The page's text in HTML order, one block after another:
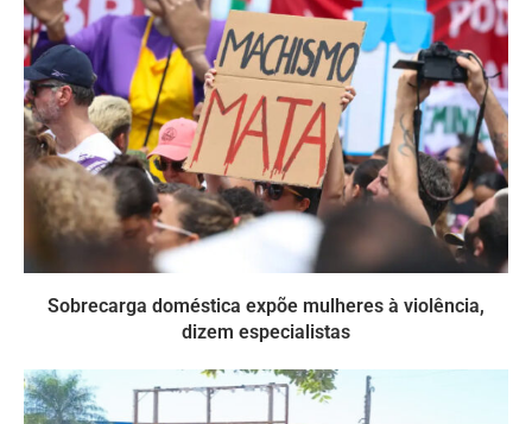
Sobrecarga doméstica expõe mulheres à violência,
dizem especialistas